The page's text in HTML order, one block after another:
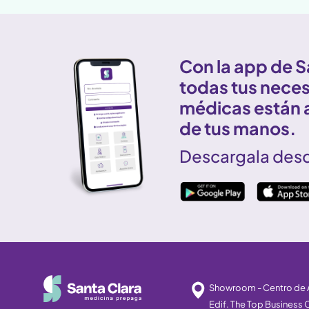
Con la app de
todas tus
médicas están
de tus manos.
Descargala
Showroom - Centro de
Edif. The Top Business